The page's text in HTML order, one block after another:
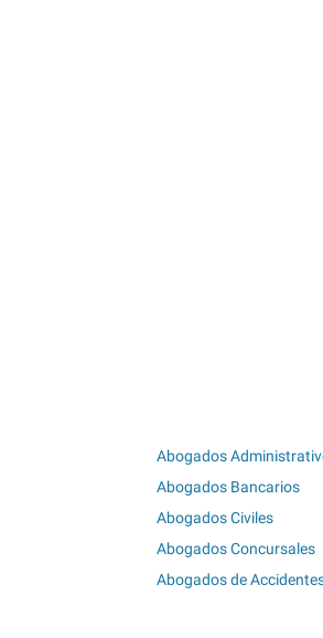
Abogados
Abogados Bancarios
Abogados Civiles
Abogados Concursales
Abogados de